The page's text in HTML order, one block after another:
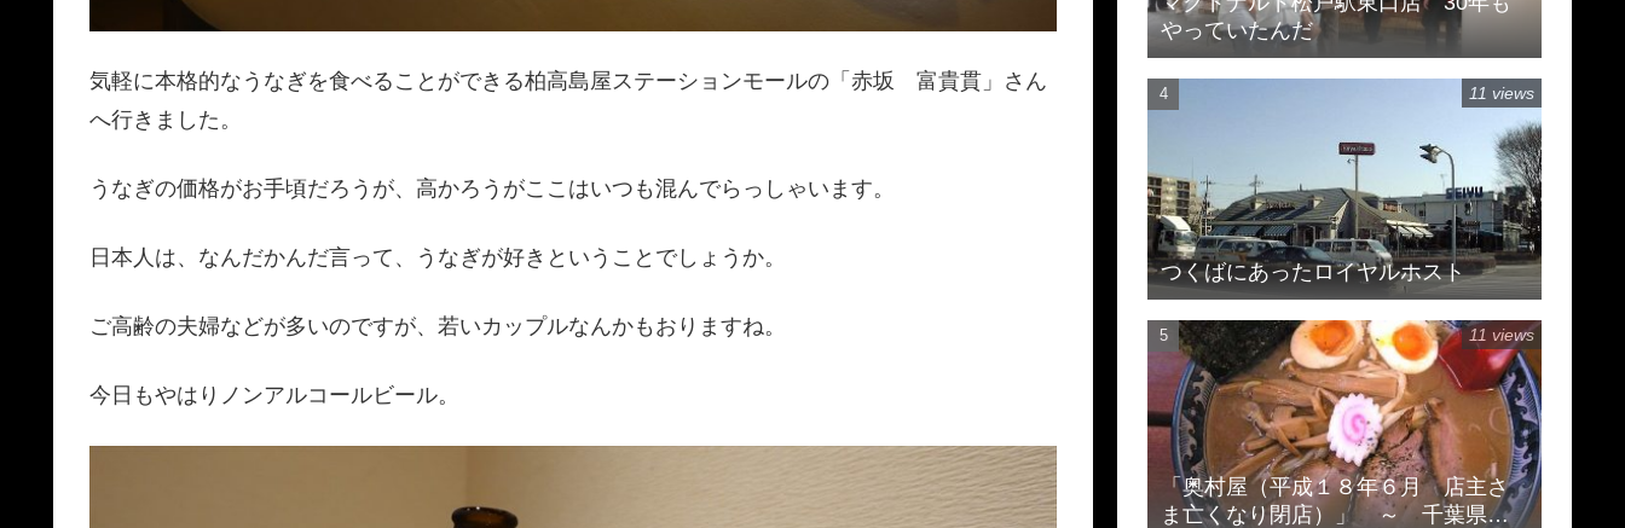
気軽に本格的なうなぎを食べることができる柏高島屋ステーションモールの「赤坂 富貴貫」さん
へ行きました。
うなぎの価格がお手頃だろうが、高かろうがここはいつも混んでらっしゃいます。
日本人は、なんだかんだ言って、うなぎが好きということでしょうか。
ご高齢の夫婦などが多いのですが、若いカップルなんかもおりますね。
今日もやはりノンアルコールビール。
やっていたんだ
つくばにあったロイヤルホスト
11 views
「奥村屋（平成１８年６月 店主さ
ま亡くなり閉店）」 ～ 千葉県柏
11 views